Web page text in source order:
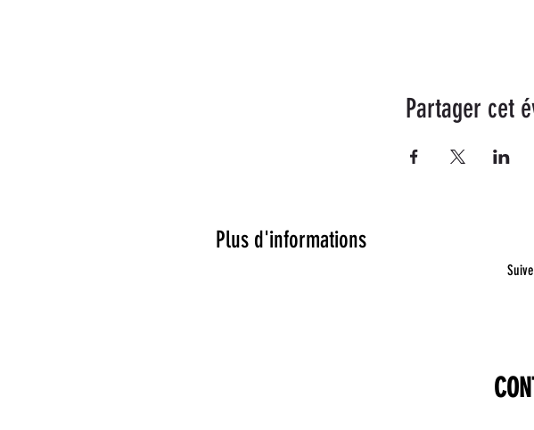
Partager cet
Plus d'informations